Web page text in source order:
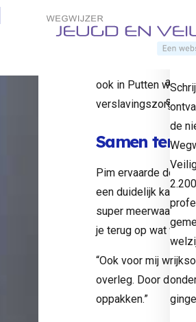
Direct naar content
Terug
elkaar
eens
Veiligheid (het
werksessies.
ook in Putten waar
verslavingszorg en
Samen
Pim ervaarde de
een duidelijk kader:
super meerwaarde
je terug op wat we
“Ook voor mij was
overleg. Door dit
oppakken.”
de